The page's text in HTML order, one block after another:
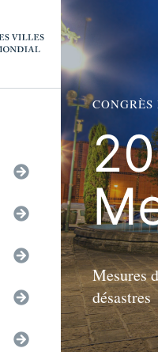
Mesures
désastres